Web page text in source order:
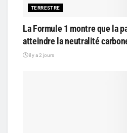
TERRESTRE
La Formule 1 montre que la
atteindre la neutralité
il y a 2 jours